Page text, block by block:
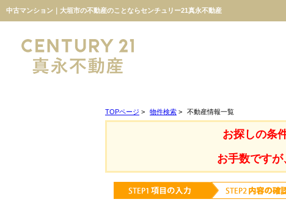
中古マンション｜大垣市の不動産のことならセンチュリー21真永不動産
TOPページ > 物件検索 > 不動産情報一覧
お探しの条
お手数ですが